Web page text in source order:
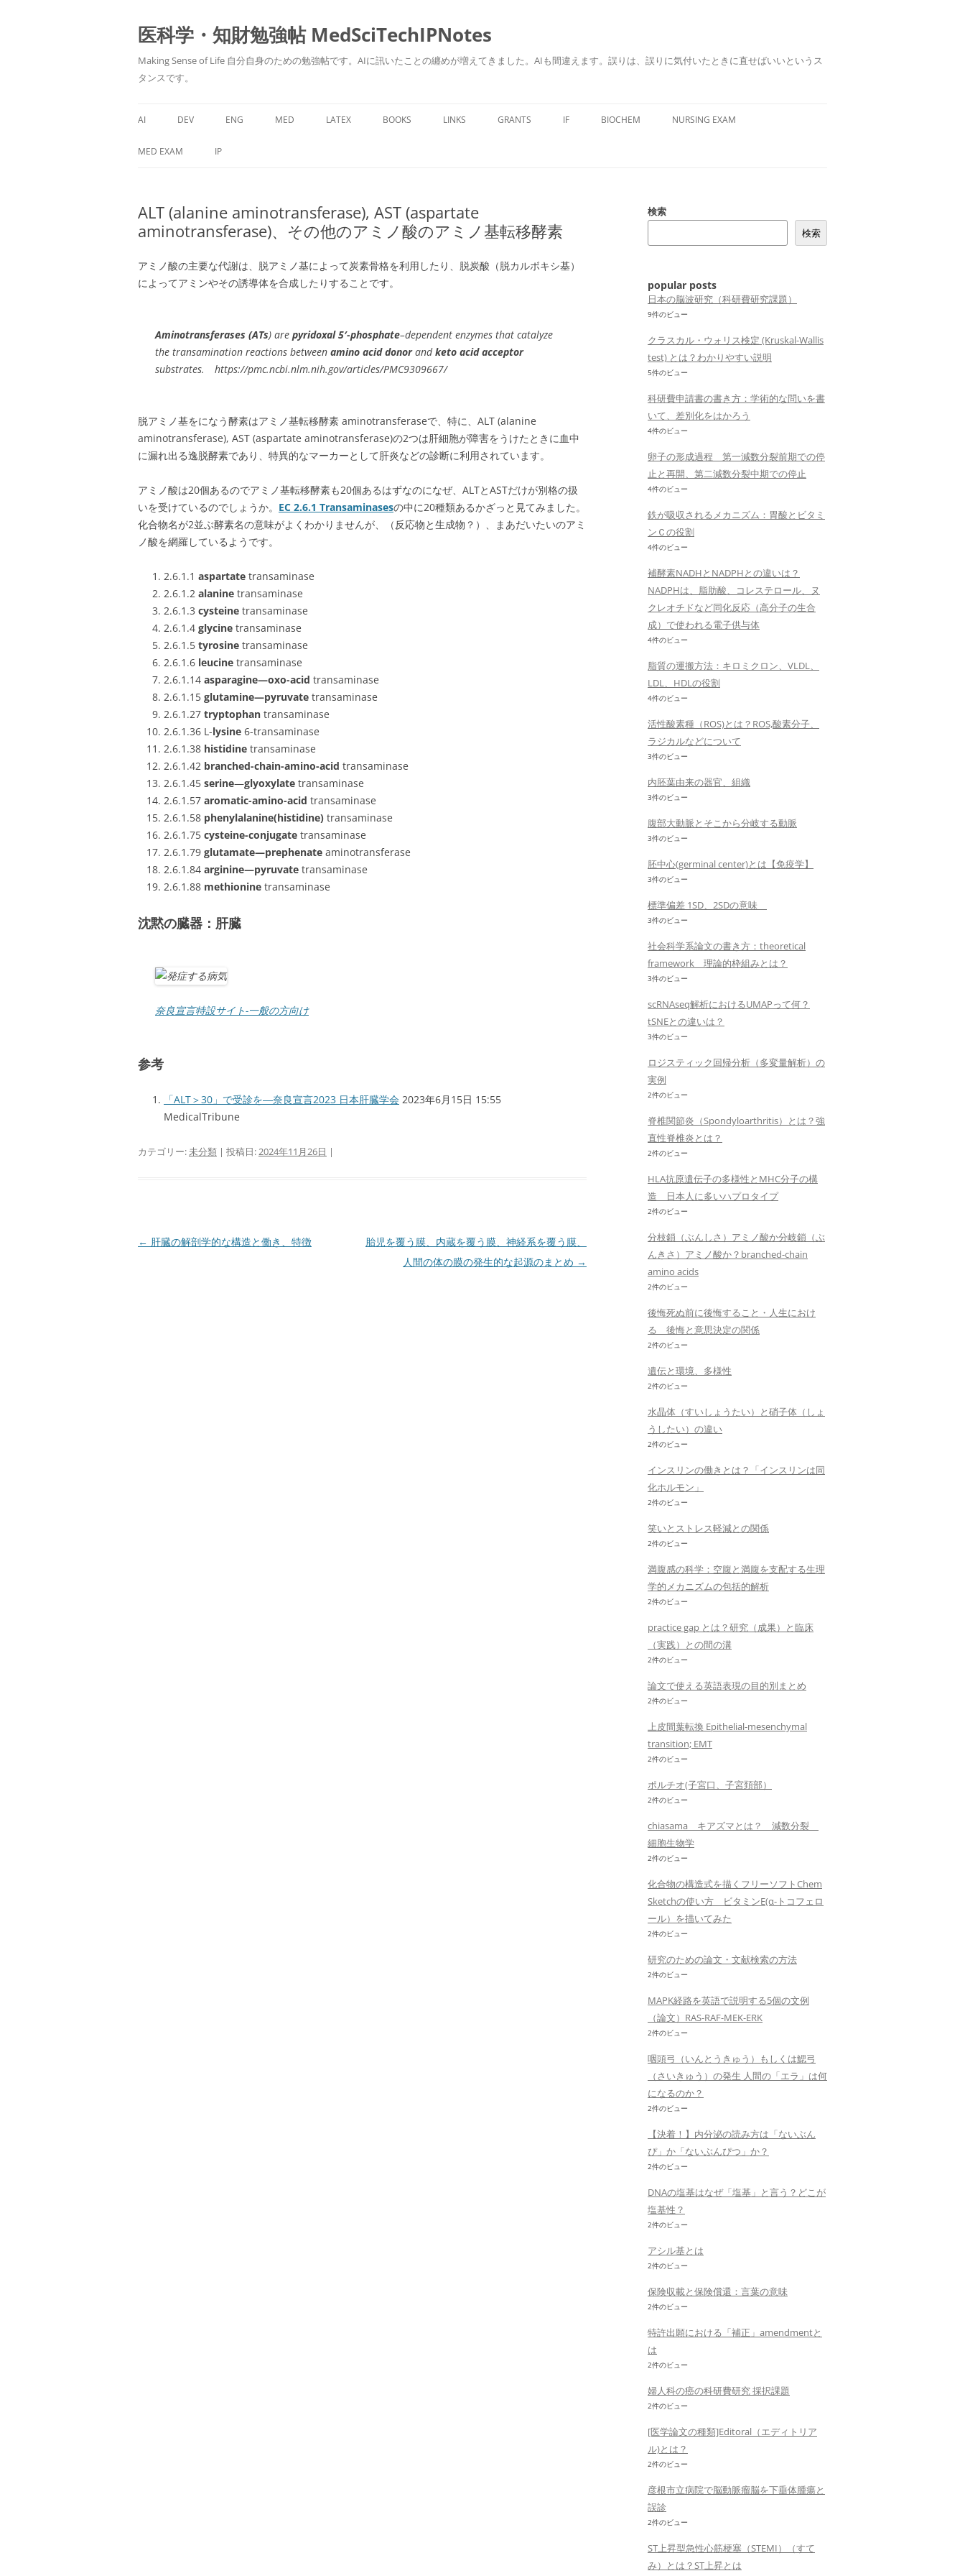
医科学・知財勉強帖 MedSciTechIPNotes
Making Sense of Life 自分自身のための勉強帖です。AIに訊いたことの纏めが増えてきました。AIも間違えます。誤りは、誤りに気付いたときに直せばいいというス
タンスです。
AI DEV ENG MED LATEX BOOKS LINKS GRANTS IF BIOCHEM NURSING EXAM
MED EXAM IP
ALT (alanine aminotransferase), AST (aspartate
aminotransferase)、その他のアミノ酸のアミノ基転移酵素
アミノ酸の主要な代謝は、脱アミノ基によって炭素骨格を利用したり、脱炭酸（脱カルボキシ基）
によってアミンやその誘導体を合成したりすることです。
Aminotransferases (ATs) are pyridoxal 5′-phosphate–dependent enzymes that catalyze
the transamination reactions between amino acid donorandketo acid acceptor
substrates. https://pmc.ncbi.nlm.nih.gov/articles/PMC9309667/
脱アミノ基をになう酵素はアミノ基転移酵素 aminotransferaseで、特に、ALT (alanine
aminotransferase), AST (aspartate aminotransferase)の2つは肝細胞が障害をうけたときに血中
に漏れ出る逸脱酵素であり、特異的なマーカーとして肝炎などの診断に利用されています。
アミノ酸は20個あるのでアミノ基転移酵素も20個あるはずなのになぜ、ALTとASTだけが別格の扱
いを受けているのでしょうか。 EC 2.6.1 Transaminasesの中に20種類あるかざっと見てみました。
化合物名が2並ぶ酵素名の意味がよくわかりませんが、（反応物と生成物？）、まあだいたいのアミ
ノ酸を網羅しているようです。
2.6.1.1 aspartate transaminase
2.6.1.2 alanine transaminase
2.6.1.3 cysteine transaminase
2.6.1.4 glycine transaminase
2.6.1.5 tyrosine transaminase
2.6.1.6 leucine transaminase
2.6.1.14 asparagine—oxo-acid transaminase
2.6.1.15 glutamine—pyruvate transaminase
2.6.1.27 tryptophan transaminase
2.6.1.36 L-lysine 6-transaminase
2.6.1.38 histidine transaminase
2.6.1.42 branched-chain-amino-acid transaminase
2.6.1.45 serine—glyoxylate transaminase
2.6.1.57 aromatic-amino-acid transaminase
2.6.1.58 phenylalanine(histidine) transaminase
2.6.1.75 cysteine-conjugate transaminase
2.6.1.79 glutamate—prephenate aminotransferase
2.6.1.84 arginine—pyruvate transaminase
2.6.1.88 methionine transaminase
沈黙の臓器：肝臓
奈良宣言特設サイト-一般の方向け
参考
「ALT＞30」で受診を―奈良宣言2023 日本肝臓学会 2023年6月15日 15:55
MedicalTribune
カテゴリー:未分類 | 投稿日:2024年11月26日 |
投
← 肝臓の解剖学的な構造と働き、特徴
胎児を覆う膜、内蔵を覆う膜、神経系を覆う膜、
人間の体の膜の発生的な起源のまとめ →
検索
検索
popular posts
日本の脳波研究（科研費研究課題）
9件のビュー
クラスカル・ウォリス検定 (Kruskal-Wallis
test) とは？わかりやすい説明
5件のビュー
科研費申請書の書き方：学術的な問いを書
いて、差別化をはかろう
4件のビュー
卵子の形成過程 第一減数分裂前期での停
止と再開、第二減数分裂中期での停止
4件のビュー
鉄が吸収されるメカニズム：胃酸とビタミ
ンＣの役割
4件のビュー
補酵素NADHとNADPHとの違いは？
NADPHは、脂肪酸、コレステロール、ヌ
クレオチドなど同化反応（高分子の生合
成）で使われる電子供与体
4件のビュー
脂質の運搬方法：キロミクロン、VLDL、
LDL、HDLの役割
4件のビュー
活性酸素種（ROS)とは？ROS,酸素分子、
ラジカルなどについて
3件のビュー
内胚葉由来の器官、組織
3件のビュー
腹部大動脈とそこから分岐する動脈
3件のビュー
胚中心(germinal center)とは【免疫学】
3件のビュー
標準偏差 1SD、2SDの意味
3件のビュー
社会科学系論文の書き方：theoretical
framework 理論的枠組みとは？
3件のビュー
scRNAseq解析におけるUMAPって何？
tSNEとの違いは？
3件のビュー
ロジスティック回帰分析（多変量解析）の
実例
2件のビュー
脊椎関節炎（Spondyloarthritis）とは？強
直性脊椎炎とは？
2件のビュー
HLA抗原遺伝子の多様性とMHC分子の構
造 日本人に多いハプロタイプ
2件のビュー
分枝鎖（ぶんしさ）アミノ酸か分岐鎖（ぶ
んきさ）アミノ酸か？branched-chain
amino acids
2件のビュー
後悔死ぬ前に後悔すること・人生におけ
る 後悔と意思決定の関係
2件のビュー
遺伝と環境、多様性
2件のビュー
水晶体（すいしょうたい）と硝子体（しょ
うしたい）の違い
2件のビュー
インスリンの働きとは？「インスリンは同
化ホルモン」
2件のビュー
笑いとストレス軽減との関係
2件のビュー
満腹感の科学：空腹と満腹を支配する生理
学的メカニズムの包括的解析
2件のビュー
practice gap とは？研究（成果）と臨床
（実践）との間の溝
2件のビュー
論文で使える英語表現の目的別まとめ
2件のビュー
上皮間葉転換 Epithelial-mesenchymal
transition; EMT
2件のビュー
ポルチオ(子宮口、子宮頚部）
2件のビュー
chiasama キアズマとは？ 減数分裂
細胞生物学
2件のビュー
化合物の構造式を描くフリーソフトChem
Sketchの使い方 ビタミンE(α-トコフェロ
ール）を描いてみた
2件のビュー
研究のための論文・文献検索の方法
2件のビュー
MAPK経路を英語で説明する5個の文例
（論文）RAS-RAF-MEK-ERK
2件のビュー
咽頭弓（いんとうきゅう）もしくは鰓弓
（さいきゅう）の発生 人間の「エラ」は何
になるのか？
2件のビュー
【決着！】内分泌の読み方は「ないぶん
ぴ」か「ないぶんぴつ」か？
2件のビュー
DNAの塩基はなぜ「塩基」と言う？どこが
塩基性？
2件のビュー
アシル基とは
2件のビュー
保険収載と保険償還：言葉の意味
2件のビュー
特許出願における「補正」amendmentと
は
2件のビュー
婦人科の癌の科研費研究 採択課題
2件のビュー
[医学論文の種類]Editoral（エディトリア
ル)とは？
2件のビュー
彦根市立病院で脳動脈瘤脳を下垂体腫瘍と
誤診
2件のビュー
ST上昇型急性心筋梗塞（STEMI）（すて
み）とは？ST上昇とは